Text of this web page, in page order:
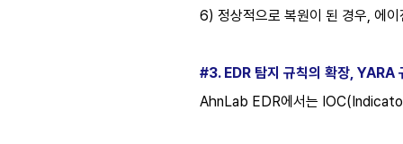
6) 정상적으로 복원이 된 경우, 에
#3. EDR 탐지 규칙의 확장, YARA
AhnLab EDR에서는